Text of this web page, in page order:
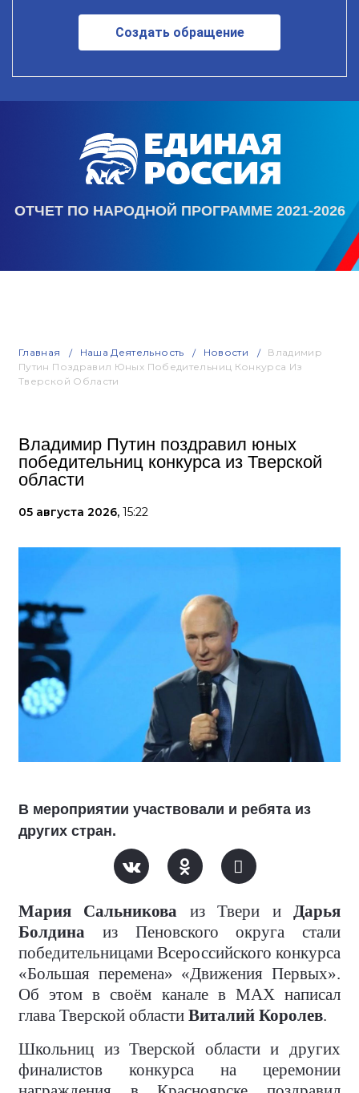
Создать обращение
ОТЧЕТ ПО НАРОДНОЙ ПРОГРАММЕ 2021-2026
Главная Наша Деятельность Новости
Владимир
Путин Поздравил Юных Победительниц Конкурса Из
Тверской Области
Владимир Путин поздравил юных
победительниц конкурса из Тверской
области
05 августа 2026, 15:22
В мероприятии участвовали и ребята из
других стран.
Мария Сальникова из Твери и Дарья
Болдина из Пеновского округа стали
победительницами Всероссийского конкурса
«Большая перемена» «Движения Первых».
Об этом в своём канале в MAX написал
глава Тверской области Виталий Королев.
Школьниц из Тверской области и других
финалистов конкурса на церемонии